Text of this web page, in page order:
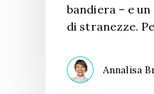
bandiera – e
di stranezze.
Annalisa